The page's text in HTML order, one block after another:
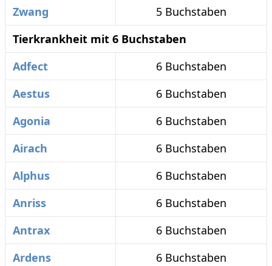
Zwang
5 Buchstaben
Tierkrankheit mit 6 Buchstaben
Adfect
6 Buchstaben
Aestus
6 Buchstaben
Agonia
6 Buchstaben
Airach
6 Buchstaben
Alphus
6 Buchstaben
Anriss
6 Buchstaben
Antrax
6 Buchstaben
Ardens
6 Buchstaben